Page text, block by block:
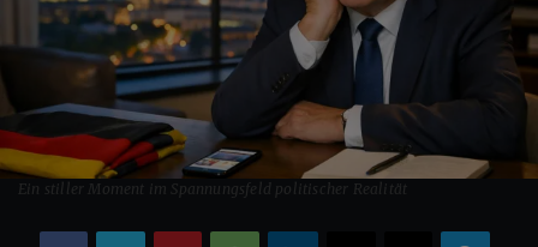
Ein stiller Moment im Spannungsfeld politischer Realität